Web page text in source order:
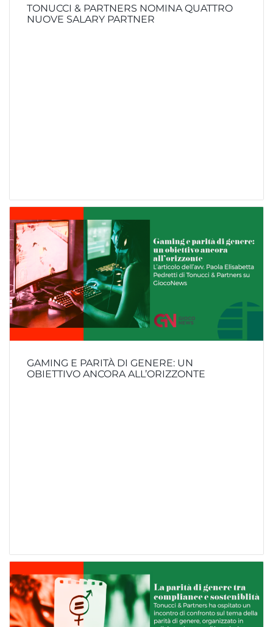
TONUCCI & PARTNERS NOMINA QUATTRO
NUOVE SALARY PARTNER
GAMING E PARITÀ DI GENERE: UN
OBIETTIVO ANCORA ALL’ORIZZONTE